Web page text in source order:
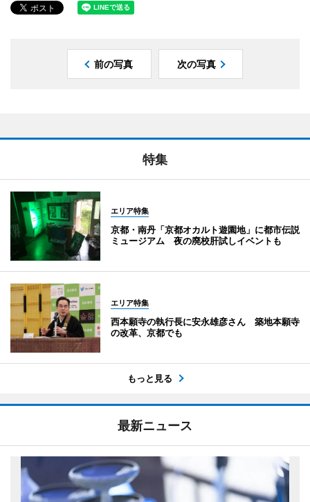
前の写真 次の写真
特集
エリア特集
京都・南丹「京都オカルト遊園地」に都市伝説
ミュージアム 夜の廃校肝試しイベントも
エリア特集
西本願寺の執行長に安永雄彦さん 築地本願寺
の改革、京都でも
もっと見る
最新ニュース